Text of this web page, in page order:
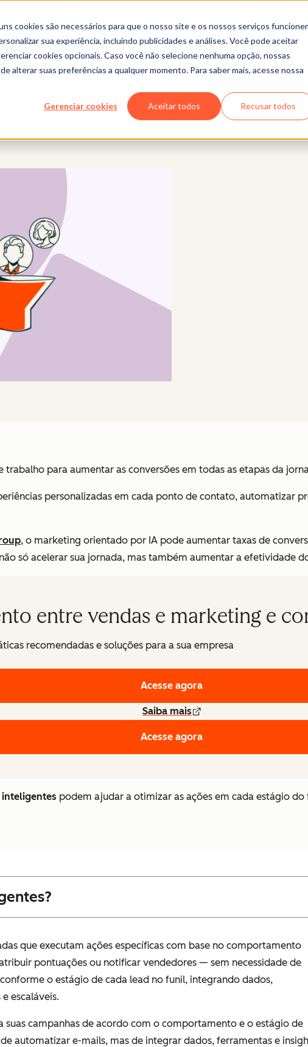
cookies são necessários para que o nosso site e os nossos serviços
sua experiência, incluindo publicidades e análises. Você pode aceitar
cookies opcionais. Caso você não selecione nenhuma opção, nossas
alterar suas preferências a qualquer momento. Para saber mais, acesse nossa
Gerenciar cookies Aceitar todos Recusar todos
Blog/sales
inteligentes podem
para aumentar as conversões em todas as etapas da
personalizadas em cada ponto de contato, automatizar
, o marketing orientado por IA pode aumentar taxas de
só acelerar sua jornada, mas também aumentar a efetividade
entre vendas e marketing e
recomendadas e soluções para a sua empresa
Acesse agora
Saiba mais
Acesse agora
podem ajudar a otimizar as ações em cada estágio
que executam ações específicas com base no comportamento
pontuações ou notificar vendedores — sem necessidade de
o estágio de cada lead no funil, integrando dados,
escaláveis.
campanhas de acordo com o comportamento e o estágio de
automatizar e-mails, mas de integrar dados, ferramentas e